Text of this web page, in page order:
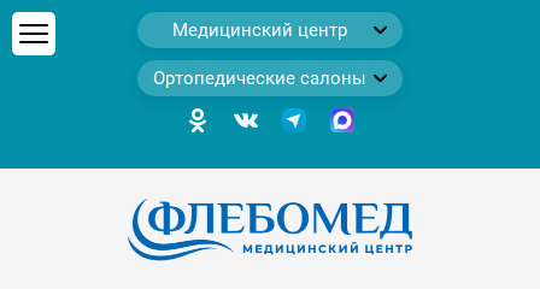
Медицинский центр
Ортопедические салоны